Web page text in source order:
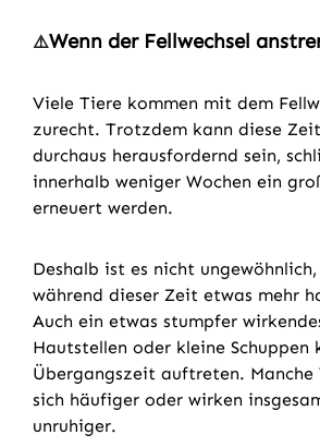
⚠️Wenn der Fellwechsel
Viele Tiere kommen mit dem
zurecht. Trotzdem kann diese
durchaus herausfordernd sein,
innerhalb weniger Wochen ein
erneuert werden.
Deshalb ist es nicht
während dieser Zeit etwas mehr
Auch ein etwas stumpfer
Hautstellen oder kleine Schuppen
Übergangszeit auftreten. Manche
sich häufiger oder wirken
unruhiger.